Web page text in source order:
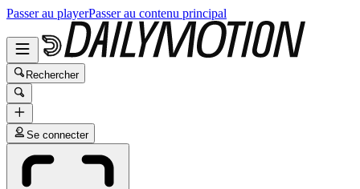
Passer au playerPasser au contenu principal
Rechercher
Se connecter